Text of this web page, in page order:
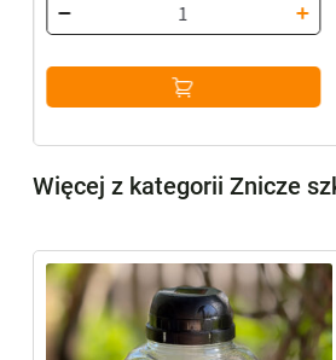
Więcej z kategorii Znicze